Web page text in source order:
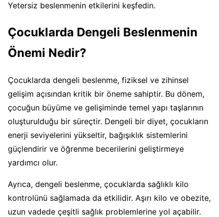
Yetersiz beslenmenin etkilerini keşfedin.
Çocuklarda Dengeli Beslenmenin
Önemi Nedir?
Çocuklarda dengeli beslenme, fiziksel ve zihinsel
gelişim açısından kritik bir öneme sahiptir. Bu dönem,
çocuğun büyüme ve gelişiminde temel yapı taşlarının
oluşturulduğu bir süreçtir. Dengeli bir diyet, çocukların
enerji seviyelerini yükseltir, bağışıklık sistemlerini
güçlendirir ve öğrenme becerilerini geliştirmeye
yardımcı olur.
Ayrıca, dengeli beslenme, çocuklarda sağlıklı kilo
kontrolünü sağlamada da etkilidir. Aşırı kilo ve obezite,
uzun vadede çeşitli sağlık problemlerine yol açabilir.